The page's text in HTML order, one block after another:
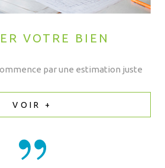
VOTRE BIEN
par une estimation juste
VOIR +